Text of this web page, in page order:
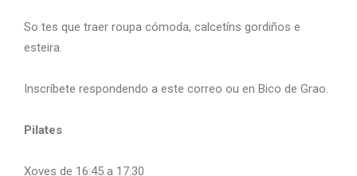
So tes que traer roupa cómoda, calcetíns gordiños e
esteira.
Inscríbete respondendo a este correo ou en Bico de Grao.
Pilates
Xoves de 16:45 a 17:30